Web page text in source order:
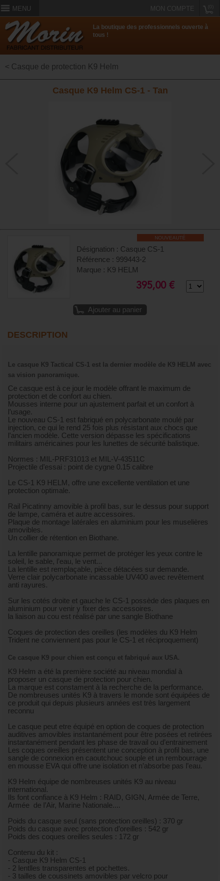
MENU MON COMPTE
La boutique des professionnels ouverte à
tous !
< Casque de protection K9 Helm
Casque K9 Helm CS-1 - Tan
NOUVEAUTÉ
Désignation : Casque CS-1
Référence : 999443-2
Marque : K9 HELM
395,00 €
Ajouter au panier
DESCRIPTION
Le casque K9 Tactical CS-1 est la dernier modèle de K9 HELM avec
sa vision panoramique.
Ce casque est à ce jour le modèle offrant le maximum de
protection et de confort au chien.
Mousses interne pour un ajustement parfait et un confort à
l’usage.
Le nouveau CS-1 est fabriqué en polycarbonate moulé par
injection, ce qui le rend 25 fois plus résistant aux chocs que
l’ancien modèle. Cette version dépasse les spécifications
militairs américaines pour les lunettes de sécurité balistique.
Normes : MIL-PRF31013 et MIL-V-43511C
Projectile d’essai : point de cygne 0.15 calibre
Le CS-1 K9 HELM, offre une excellente ventilation et une
protection optimale.
Rail Picatinny amovible à profil bas, sur le dessus pour support
de lampe, caméra et autre accessoires.
Plaque de montage latérales en aluminium pour les muselières
amovibles.
Un collier de rétention en Biothane.
La lentille panoramique permet de protéger les yeux contre le
soleil, le sable, l’eau, le vent...
La lentille est remplaçable, pièce détacées sur demande.
Verre clair polycarbonate incassable UV400 avec revêtement
anti rayures.
Sur les cotés droite et gauche le CS-1 possède des plaques en
aluminium pour venir y fixer des accessoires.
la liaison au cou est réalisé par une sangle Biothane
Coques de protection des oreilles (les modèles du K9 Helm
Trident ne conviennent pas pour le CS-1 et réciproquement)
Ce casque K9 pour chien est conçu et fabriqué aux USA.
K9 Helm a été la première société au niveau mondial à
proposer un casque de protection pour chien.
La marque est constament à la recherche de la performance.
De nombreuses unités K9 à travers le monde sont équipées de
ce produit qui depuis plusieurs années est très largement
reconnu
Le casque peut etre équipé en option de coques de protection
auditives amovibles instantanément pour être posées et retirées
instantanément pendant les phase de travail ou d’entrainement
Les coques oreilles présentent une conception à profil bas, une
sangle de connexion en caoutchouc souple et un rembourrage
en mousse EVA qui offre une isolation et n’absorbe pas l’eau.
K9 Helm équipe de nombreuses unités K9 au niveau
international.
Ils font confiance à K9 Helm : RAID, GIGN, Armée de Terre,
Armée de l’Air, Marine Nationale....
Poids du casque seul (sans protection oreilles) : 370 gr
Poids du casque avec protection d’oreilles : 542 gr
Poids des coques oreilles seules : 172 gr
Contenu du kit :
- Casque K9 Helm CS-1
- 2 lentlles transparentes et pochettes.
- 3 tailles de coussinets amovibles par velcro pour